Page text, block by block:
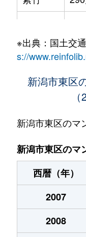
南紫竹
※出典：国土交
s://
新潟市東区
新潟市東区のマ
新潟市東区のマ
西暦（年）
2007
2008